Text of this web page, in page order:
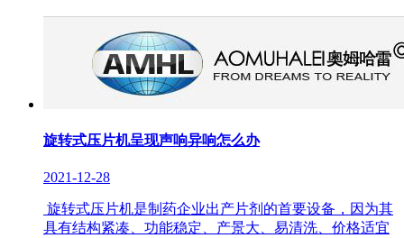
旋转式压片机呈现声响异响怎么办
2021-12-28
旋转式压片机是制药企业出产片剂的首要设备，因为其
具有结构紧凑、功能稳定、产景大、易清洗、价格适宜